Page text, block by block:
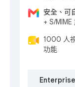
安全、可
+ S/MIME
1000 人
功能